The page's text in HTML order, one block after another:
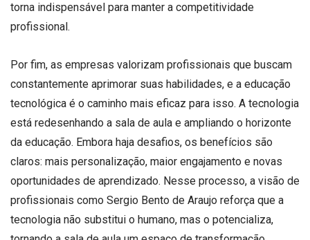
torna indispensável para manter a competitividade
profissional.
Por fim, as empresas valorizam profissionais que buscam
constantemente aprimorar suas habilidades, e a educação
tecnológica é o caminho mais eficaz para isso. A tecnologia
está redesenhando a sala de aula e ampliando o horizonte
da educação. Embora haja desafios, os benefícios são
claros: mais personalização, maior engajamento e novas
oportunidades de aprendizado. Nesse processo, a visão de
profissionais como Sergio Bento de Araujo reforça que a
tecnologia não substitui o humano, mas o potencializa,